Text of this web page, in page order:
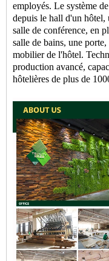
employés. Le système
depuis le hall d'un hôtel,
salle de conférence, en
salle de bains, une
mobilier de l'hôtel.
production avancé,
hôtelières de plus de